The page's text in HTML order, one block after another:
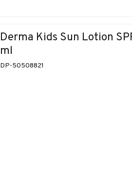
Derma Kids Sun Lotion
ml
DP-50508821